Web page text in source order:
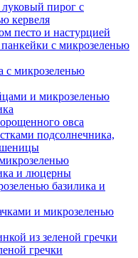
пирог с
кервеля
песто и настурцией
с микрозеленью
с микрозеленью
и микрозеленью
овса
подсолнечника,
и люцерны
базилика и
и микрозеленью
из зеленой гречки
гречки